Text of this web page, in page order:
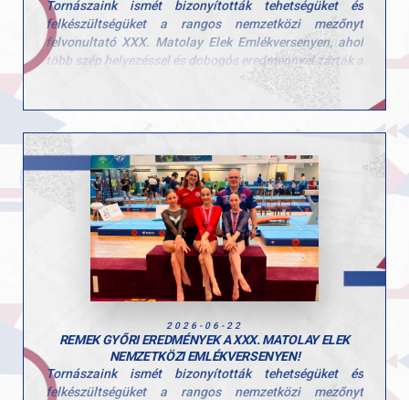
Tornászaink ismét bizonyították tehetségüket és
felkészültségüket a rangos nemzetközi mezőnyt
felvonultató XXX. Matolay Elek Emlékversenyen, ahol
több szép helyezéssel és dobogós eredménnyel zárták a
Egyéni összetett
Kerczó Emília – 6. hely
Kovács Bianka – 11. hely
Hegedűs Réka – 20. hely (két szeren indult)
Gerenda
Kerczó Emília – 2. hely
Hegedűs Réka – 3. hely
Kovács Bianka – 6. hely
Ugrás
Kovács Bianka – 6. hely
2026-06-22
REMEK GYŐRI EREDMÉNYEK A XXX. MATOLAY ELEK
NEMZETKÖZI EMLÉKVERSENYEN!
Tornászaink ismét bizonyították tehetségüket és
felkészültségüket a rangos nemzetközi mezőnyt